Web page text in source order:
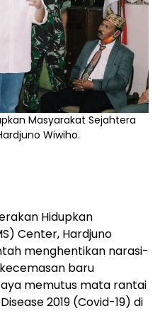
Masyarakat Sejahtera
Wiwiho.
Hidupkan
Center, Hardjuno
menghentikan narasi-
baru
memutus mata rantai
2019 (Covid-19) di